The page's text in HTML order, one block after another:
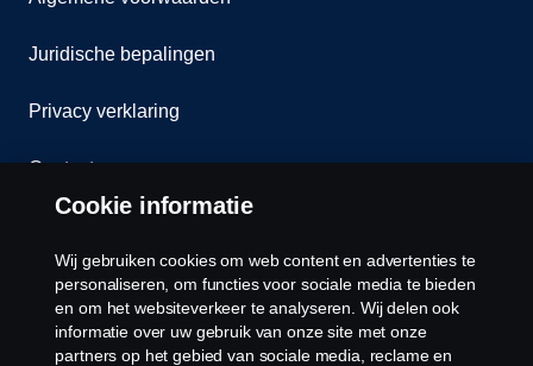
Juridische bepalingen
Privacy verklaring
Contact
Cookiebeleid
Cookies
Cookie informatie
Wij gebruiken cookies om web content en advertenties te
personaliseren, om functies voor sociale media te bieden
en om het websiteverkeer te analyseren. Wij delen ook
informatie over uw gebruik van onze site met onze
partners op het gebied van sociale media, reclame en